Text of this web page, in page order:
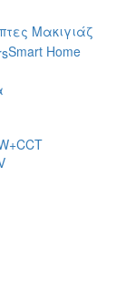
Μακιγιάζ
Smart Home